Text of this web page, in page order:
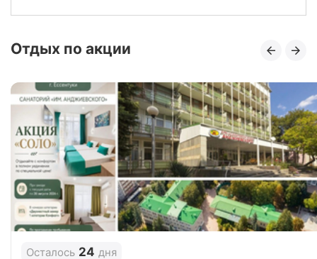
Цена в сутки от
Рейтинг 3.7
Отзывы 7 отзывов
Санаторий «БФО», Анапа
Цена в сутки от3 207руб.
Рейтинг 4.7
Отдых по акции
Осталось 24 дня